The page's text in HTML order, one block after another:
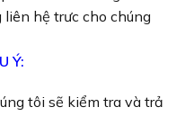
hệ trưc cho chúng
Ý:
tôi sẽ kiểm tra và trả